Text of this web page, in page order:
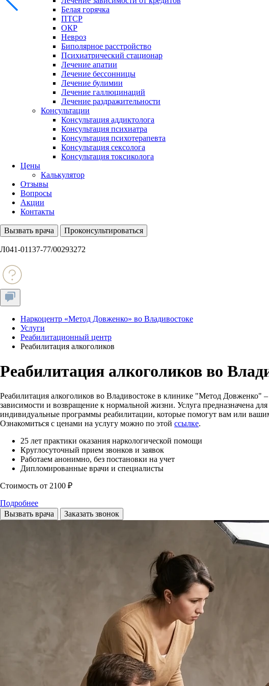
Белая горячка
ПТСР
ОКР
Невроз
Биполярное расстройство
Психиатрический стационар
Лечение апатии
Лечение бессонницы
Лечение булимии
Лечение галлюцинаций
Лечение раздражительности
Консультации
Консультация аддиктолога
Консультация психиатра
Консультация психотерапевта
Консультация сексолога
Консультация токсиколога
Цены
Калькулятор
Отзывы
Вопросы
Акции
Контакты
Вызвать врача Проконсультироваться
Л041-01137-77/00293272
Наркоцентр «Метод Довженко» во Владивостоке
Услуги
Реабилитационный центр
Реабилитация алкоголиков
Реабилитация алкоголиков во
Реабилитация алкоголиков во Владивостоке в клинике "Метод Довженко"
зависимости и возвращение к нормальной жизни. Услуга предназначена
индивидуальные программы реабилитации, которые помогут вам или
Ознакомиться с ценами на услугу можно по этой ссылке.
25 лет практики оказания наркологической помощи
Круглосуточный прием звонков и заявок
Работаем анонимно, без постановки на учет
Дипломированные врачи и специалисты
Стоимость от 2100 ₽
Подробнее
Вызвать врача
Заказать звонок